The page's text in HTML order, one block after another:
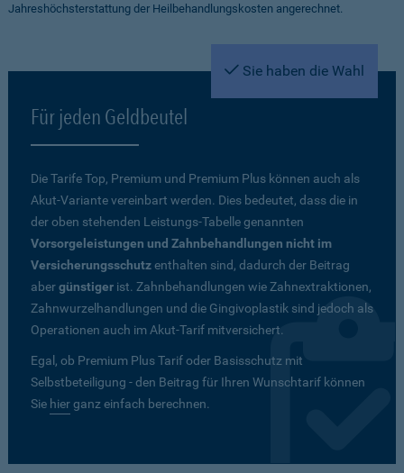
Jahreshöchsterstattung der Heilbehandlungskosten angerechnet.
Sie haben die Wahl
Für jeden Geldbeutel
Die Tarife Top, Premium und Premium Plus können auch als
Akut-Variante vereinbart werden. Dies bedeutet, dass die in
der oben stehenden Leistungs-Tabelle genannten
Vorsorgeleistungen und Zahnbehandlungen nicht im
Versicherungsschutzenthalten sind, dadurch der Beitrag
abergünstiger ist. Zahnbehandlungen wie Zahnextraktionen,
Zahnwurzelhandlungen und die Gingivoplastik sind jedoch als
Operationen auch im Akut-Tarif mitversichert.
Egal, ob Premium Plus Tarif oder Basisschutz mit
Selbstbeteiligung - den Beitrag für Ihren Wunschtarif können
Sie hierganz einfach berechnen.